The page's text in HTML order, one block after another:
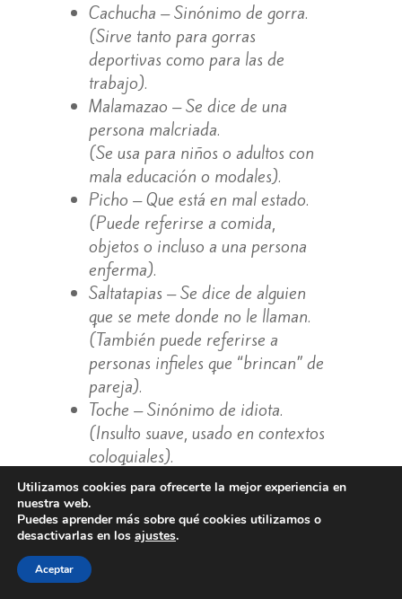
Cachucha – Sinónimo de gorra.
(Sirve tanto para gorras
deportivas como para las de
trabajo).
Malamazao – Se dice de una
persona malcriada.
(Se usa para niños o adultos con
mala educación o modales).
Picho – Que está en mal estado.
(Puede referirse a comida,
objetos o incluso a una persona
enferma).
Saltatapias – Se dice de alguien
que se mete donde no le llaman.
(También puede referirse a
personas infieles que “brincan” de
pareja).
Toche – Sinónimo de idiota.
(Insulto suave, usado en contextos
coloquiales).
Mamón – Dícese de alguien que
resulta agotador o cansino.
(En Colombia no tiene el mismo
sentido sexual que en otros países,
es más bien “pesado”).
Utilizamos cookies para ofrecerte la mejor experiencia en
nuestra web.
Puedes aprender más sobre qué cookies utilizamos o
desactivarlas en los ajustes.
Aceptar